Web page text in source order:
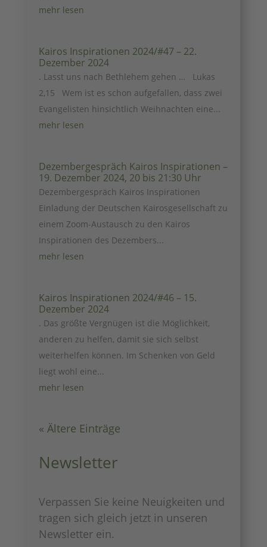
mehr lesen
Kairos Inspirationen 2024/#47 – 22.
Dezember 2024
. Lasst uns nach Bethlehem gehen … Lukas
2,15 Wem ist es schon aufgefallen, dass zwei
Evangelisten hinsichtlich Weihnachten eine...
mehr lesen
Dezembergespräch Kairos Inspirationen –
19. Dezember 2024, 20 bis 21:30 Uhr
Dezembergespräch Kairos Inspirationen
Einladung der Deutschen Kairosgesellschaft zu
einem Zoom-Austausch zu den Kairos
Inspirationen des Dezembers...
mehr lesen
Kairos Inspirationen 2024/#46 – 15.
Dezember 2024
. Das größte Vergnügen ist die Möglichkeit,
anderen zu helfen, damit sie sich selbst
weiterhelfen können. Im Schenken von Geld
liegt wohl eine...
mehr lesen
« Ältere Einträge
Newsletter
Verpassen Sie keine Neuigkeiten und
tragen sich gleich jetzt in unseren
Newsletter ein.